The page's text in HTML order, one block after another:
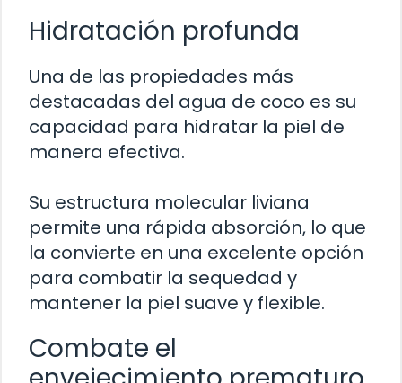
Hidratación profunda
Una de las propiedades más
destacadas del agua de coco es su
capacidad para hidratar la piel de
manera efectiva.
Su estructura molecular liviana
permite una rápida absorción, lo que
la convierte en una excelente opción
para combatir la sequedad y
mantener la piel suave y flexible.
Combate el